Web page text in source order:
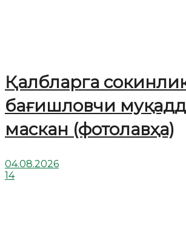
Қалбларга
бағишловчи
маскан (фотолавҳа)
04.08.2026
14